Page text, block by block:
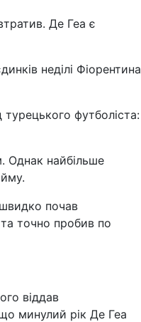
Де Геа є
неділі Фіорентина
футболіста:
Однак найбільше
почав
точно пробив по
віддав
минулий рік Де Геа